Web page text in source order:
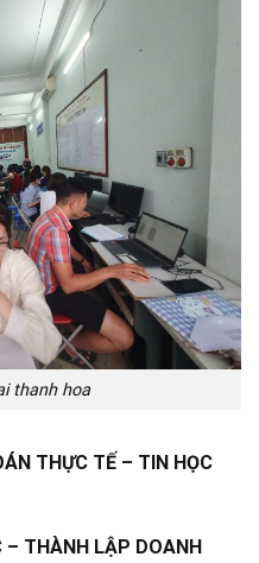
thanh hoa
THỰC TẾ – TIN HỌC
– THÀNH LẬP DOANH